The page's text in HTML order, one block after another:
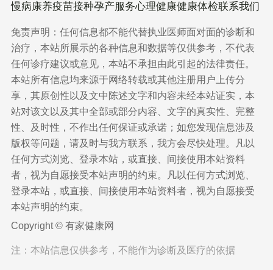
慢病康养疫苗接种孕产服务心理健康健康体检联系我们
免责声明：任何信息都不能代替执业医师面对面的诊断和
治疗，本站所展示的各种信息和数据等仅供参考，不代表
任何诊疗建议或意见，本站不承担由此引起的法律责任。
本站所有信息均来源于网络转载或其他注册用户上传分
享，其原创性以及文中陈述文字和内容未经本站证实，本
站对该文以及其中全部或部分内容、文字的真实性、完整
性、及时性，不作出任何保证或承诺；如您发现信息涉及
版权等问题，请及时与我方联系，我方会尽快处理。凡以
任何方式浏览、登录本站，或直接、间接使用本站资料
者，视为自愿接受本站声明的约束。凡以任何方式浏览、
登录本站，或直接、间接使用本站资料者，视为自愿接受
本站声明的约束。
Copyright © 有家健康网
注：本站信息仅供参考，不能作为诊断及医疗的依据